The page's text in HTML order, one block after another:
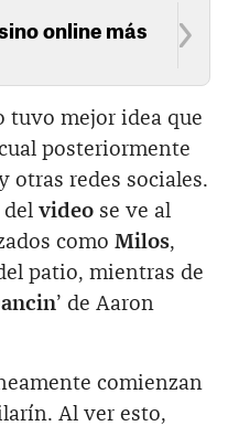
online más
tuvo mejor idea que
posteriormente
otras redes sociales.
video se ve al
como Milos,
patio, mientras de
’ de Aaron
comienzan
Al ver esto,